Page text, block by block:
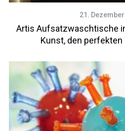
21. Dezember
Artis Aufsatzwaschtische
Kunst, den